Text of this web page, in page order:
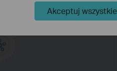
Akceptuj